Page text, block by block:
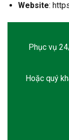
Website:
Phục vụ
Hoặc quý